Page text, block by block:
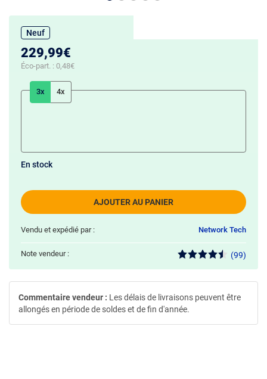
Neuf
229,99€
Éco-part. : 0,48€
3x 4x
AJOUTER AU PANIER
En stock
Vendu et expédié par : Network Tech
Note vendeur : (99)
Commentaire vendeur : Les délais de livraisons peuvent être
allongés en période de soldes et de fin d'année.